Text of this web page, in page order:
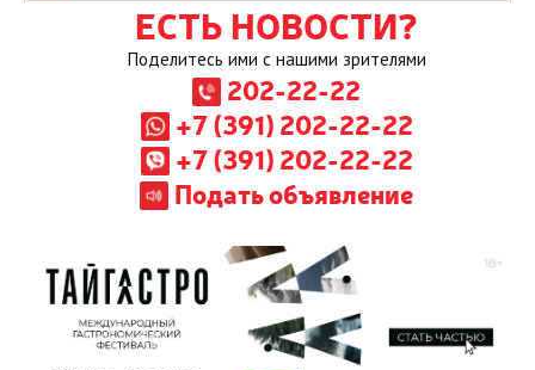
ЕСТЬ НОВОСТИ?
Поделитесь ими с нашими зрителями
202-22-22
+7 (391) 202-22-22
+7 (391) 202-22-22
Подать объявление